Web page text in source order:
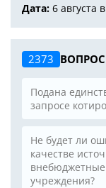
Дата: 6 августа
2373
Подана
запросе
Не будет ли
качестве
внебюджетные
учреждения?